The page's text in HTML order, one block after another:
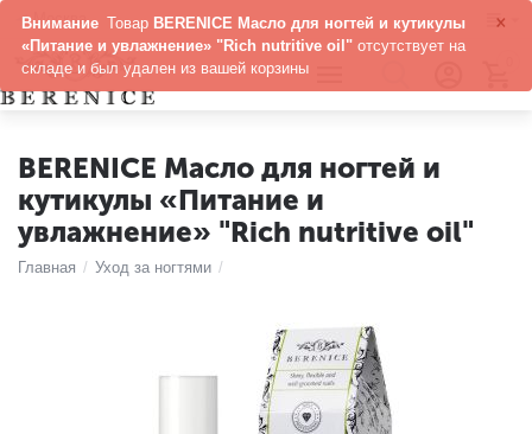
×
Внимание Товар BERENICE Масло для ногтей и кутикулы
«Питание и увлажнение» "Rich nutritive oil" отсутствует на
складе и был удален из вашей корзины
Москва
BERENICE Масло для ногтей и
кутикулы «Питание и
увлажнение» "Rich nutritive oil"
Главная / Уход за ногтями /